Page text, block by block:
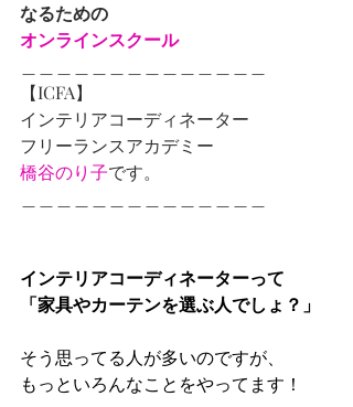
なるための
オンラインスクール
【ICFA】
インテリアコーディネーター
フリーランスアカデミー
橋谷のり子です。
インテリアコーディネーターって
「家具やカーテンを選ぶ人でしょ？」
そう思ってる人が多いのですが、
もっといろんなことをやってます！